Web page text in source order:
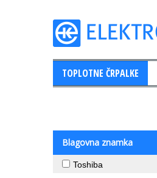
TOPLOTNE ČRPALKE
Blagovna znamka
Toshiba